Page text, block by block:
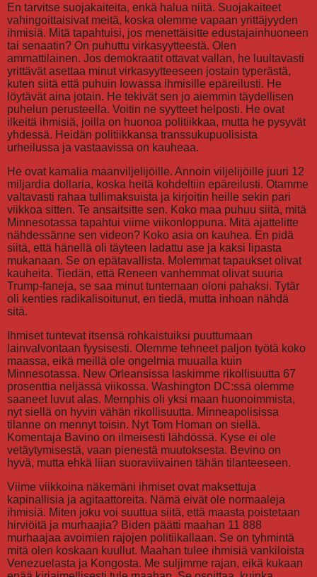
En tarvitse suojakaiteita, enkä halua niitä. Suojakaiteet
vahingoittaisivat meitä, koska olemme vapaan yrittäjyyden
ihmisiä. Mitä tapahtuisi, jos menettäisitte edustajainhuoneen
tai senaatin? On puhuttu virkasyytteestä. Olen
ammattilainen. Jos demokraatit ottavat vallan, he luultavasti
yrittävät asettaa minut virkasyytteeseen jostain typerästä,
kuten siitä että puhuin Iowassa ihmisille epäreilusti. He
löytävät aina jotain. He tekivät sen jo aiemmin täydellisen
puhelun perusteella. Voitin ne syytteet helposti. He ovat
ilkeitä ihmisiä, joilla on huonoa politiikkaa, mutta he pysyvät
yhdessä. Heidän politiikkansa transsukupuolisista
urheilussa ja vastaavissa on kauheaa.
He ovat kamalia maanviljelijöille. Annoin viljelijöille juuri 12
miljardia dollaria, koska heitä kohdeltiin epäreilusti. Otamme
valtavasti rahaa tullimaksuista ja kirjoitin heille sekin pari
viikkoa sitten. Te ansaitsitte sen. Koko maa puhuu siitä, mitä
Minnesotassa tapahtui viime viikonloppuna. Mitä ajattelitte
nähdessänne sen videon? Koko asia on kauhea. En pidä
siitä, että hänellä oli täyteen ladattu ase ja kaksi lipasta
mukanaan. Se on epätavallista. Molemmat tapaukset olivat
kauheita. Tiedän, että Reneen vanhemmat olivat suuria
Trump-faneja, se saa minut tuntemaan oloni pahaksi. Tytär
oli kenties radikalisoitunut, en tiedä, mutta inhoan nähdä
sitä.
Ihmiset tuntevat itsensä rohkaistuiksi puuttumaan
lainvalvontaan fyysisesti. Olemme tehneet paljon työtä koko
maassa, eikä meillä ole ongelmia muualla kuin
Minnesotassa. New Orleansissa laskimme rikollisuutta 67
prosenttia neljässä viikossa. Washington DC:ssä olemme
saaneet luvut alas. Memphis oli yksi maan huonoimmista,
nyt siellä on hyvin vähän rikollisuutta. Minneapolisissa
tilanne on mennyt toisin. Nyt Tom Homan on siellä.
Komentaja Bavino on ilmeisesti lähdössä. Kyse ei ole
vetäytymisestä, vaan pienestä muutoksesta. Bevino on
hyvä, mutta ehkä liian suoraviivainen tähän tilanteeseen.
Viime viikkoina näkemäni ihmiset ovat maksettuja
kapinallisia ja agitaattoreita. Nämä eivät ole normaaleja
ihmisiä. Miten joku voi suuttua siitä, että maasta poistetaan
hirviöitä ja murhaajia? Biden päätti maahan 11 888
murhaajaa avoimien rajojen politiikallaan. Se on tyhmintä
mitä olen koskaan kuullut. Maahan tulee ihmisiä vankiloista
Venezuelasta ja Kongosta. Me suljimme rajan, eikä kukaan